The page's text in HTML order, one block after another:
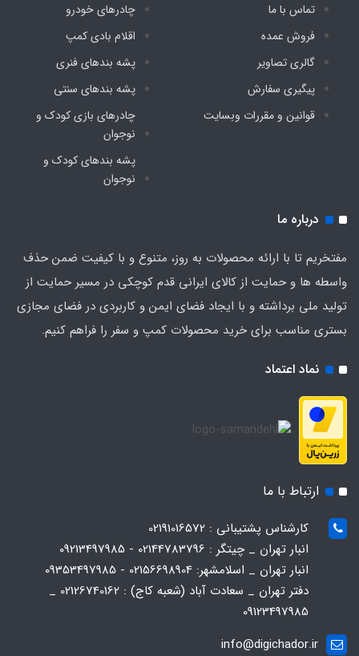
نماد اعتماد
تماس با ما
فروش عمده
گالری تصاویر
پیگیری سفارش
قوانین و مقررات وبسایت
چادرهای خودرو
اقلام بادی کمپ
پشه‌ بندهای فنری
پشه‌ بندهای سنتی
چادرهای بازی کودک و
نوجوان
پشه‌ بندهای کودک و
نوجوان
درباره ما
مفتخریم تا با ارائه محصولات به روز، متنوع و با کیفیت ضمن حذف
واسطه ها و حمایت از کالای ایرانی قدم کوچکی در مسیر حمایت از
تولید ملی برداشته و با ایجاد فضای ایمن و کاربردی در فضای مجازی
بستری مناسب برای خرید محصولات کمپ و سفر را فراهم کنیم.
ارتباط با ما
کارشناس پشتیبانی : 02191016572
انبار تهران _ چیتگر : 02144783796 - 09213497985
انبار تهران _ اسلامشهر: 02156698904 - 09353497985
دفتر تهران _ سعادت آباد (شعبه کاج) : 02126740162 _
09123497985
info@digichador.ir